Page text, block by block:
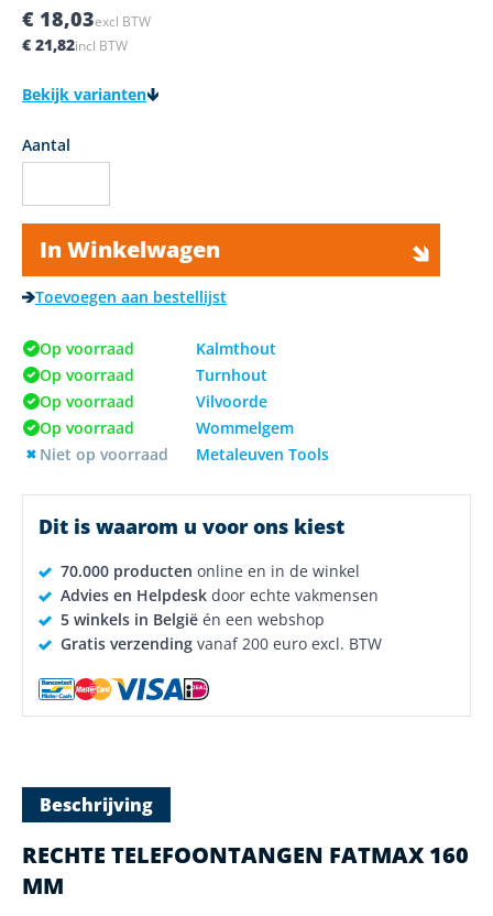
€ 18,03excl BTW
€ 21,82incl BTW
Bekijk varianten
Aantal
In Winkelwagen
Toevoegen aan bestellijst
Op voorraad
Kalmthout
Op voorraad
Turnhout
Op voorraad
Vilvoorde
Op voorraad
Wommelgem
Niet op voorraad
Metaleuven Tools
Dit is waarom u voor ons kiest
70.000 producten online en in de winkel
Advies en Helpdesk door echte vakmensen
5 winkels in België én een webshop
Gratis verzending vanaf 200 euro excl. BTW
Beschrijving
RECHTE TELEFOONTANGEN FATMAX 160
MM